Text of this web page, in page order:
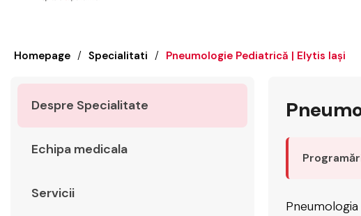
Homepage / Specialitati / Pneumologie Pediatrică | Elytis Iași
Despre Specialitate
Echipa medicala
Servicii